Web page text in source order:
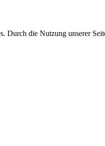
Durch die Nutzung unserer